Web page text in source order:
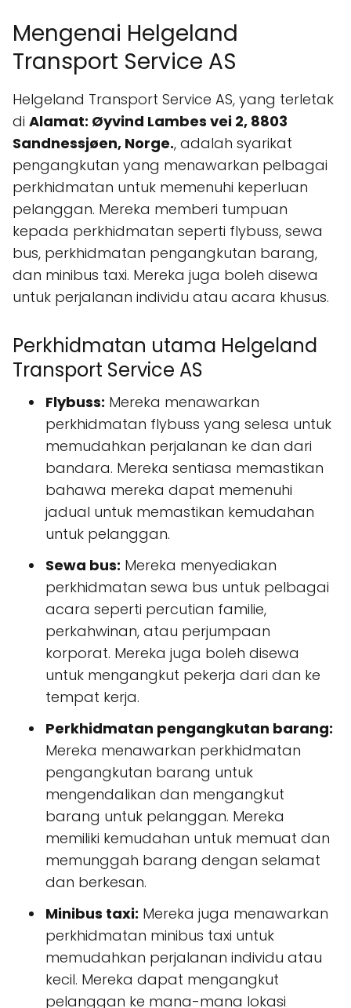
Mengenai Helgeland
Transport Service AS
Helgeland Transport Service AS, yang terletak
di Alamat: Øyvind Lambes vei 2, 8803
Sandnessjøen, Norge., adalah syarikat
pengangkutan yang menawarkan pelbagai
perkhidmatan untuk memenuhi keperluan
pelanggan. Mereka memberi tumpuan
kepada perkhidmatan seperti flybuss, sewa
bus, perkhidmatan pengangkutan barang,
dan minibus taxi. Mereka juga boleh disewa
untuk perjalanan individu atau acara khusus.
Perkhidmatan utama Helgeland
Transport Service AS
Flybuss: Mereka menawarkan
perkhidmatan flybuss yang selesa untuk
memudahkan perjalanan ke dan dari
bandara. Mereka sentiasa memastikan
bahawa mereka dapat memenuhi
jadual untuk memastikan kemudahan
untuk pelanggan.
Sewa bus: Mereka menyediakan
perkhidmatan sewa bus untuk pelbagai
acara seperti percutian familie,
perkahwinan, atau perjumpaan
korporat. Mereka juga boleh disewa
untuk mengangkut pekerja dari dan ke
tempat kerja.
Perkhidmatan pengangkutan barang:
Mereka menawarkan perkhidmatan
pengangkutan barang untuk
mengendalikan dan mengangkut
barang untuk pelanggan. Mereka
memiliki kemudahan untuk memuat dan
memunggah barang dengan selamat
dan berkesan.
Minibus taxi: Mereka juga menawarkan
perkhidmatan minibus taxi untuk
memudahkan perjalanan individu atau
kecil. Mereka dapat mengangkut
pelanggan ke mana-mana lokasi